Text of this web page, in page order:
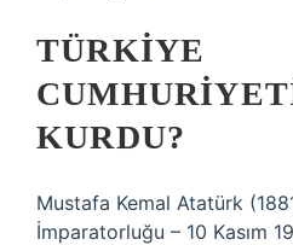
TÜRKIYE
KURDU?
Mustafa Kemal Atatürk
İmparatorluğu – 10 Kasım